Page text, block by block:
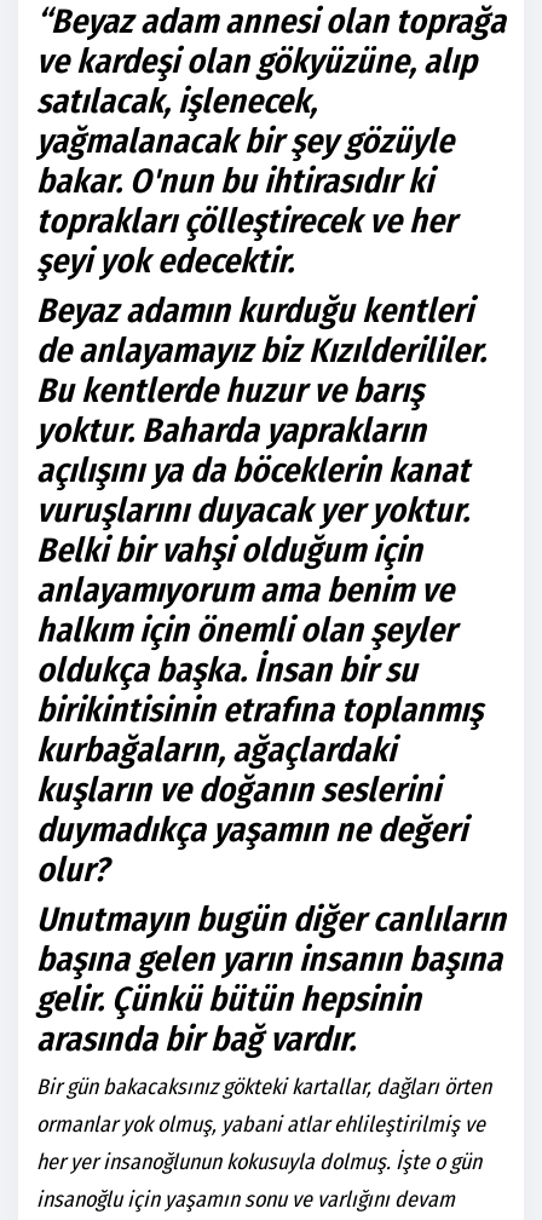
“Beyaz adam annesi olan toprağa
ve kardeşi olan gökyüzüne, alıp
satılacak, işlenecek,
yağmalanacak bir şey gözüyle
bakar. O'nun bu ihtirasıdır ki
toprakları çölleştirecek ve her
şeyi yok edecektir.
Beyaz adamın kurduğu kentleri
de anlayamayız biz Kızılderililer.
Bu kentlerde huzur ve barış
yoktur. Baharda yaprakların
açılışını ya da böceklerin kanat
vuruşlarını duyacak yer yoktur.
Belki bir vahşi olduğum için
anlayamıyorum ama benim ve
halkım için önemli olan şeyler
oldukça başka. İnsan bir su
birikintisinin etrafına toplanmış
kurbağaların, ağaçlardaki
kuşların ve doğanın seslerini
duymadıkça yaşamın ne değeri
olur?
Unutmayın bugün diğer canlıların
başına gelen yarın insanın başına
gelir. Çünkü bütün hepsinin
arasında bir bağ vardır.
Bir gün bakacaksınız gökteki kartallar, dağları örten
ormanlar yok olmuş, yabani atlar ehlileştirilmiş ve
her yer insanoğlunun kokusuyla dolmuş. İşte o gün
insanoğlu için yaşamın sonu ve varlığını devam